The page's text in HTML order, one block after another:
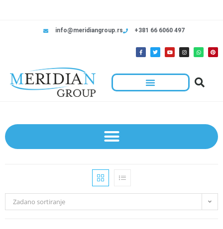
info@meridiangroup.rs +381 66 6060 497
Zadano sortiranje